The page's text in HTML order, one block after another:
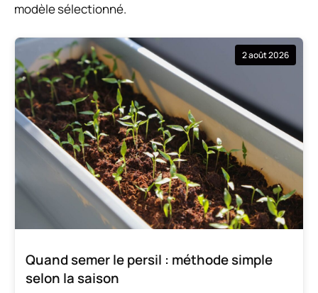
modèle sélectionné.
2 août 2026
Quand semer le persil : méthode simple
selon la saison